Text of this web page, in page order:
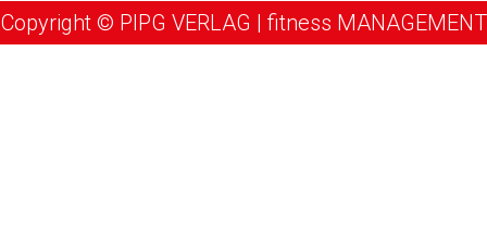
Copyright © PIPG VERLAG | fitness MANAGEMENT